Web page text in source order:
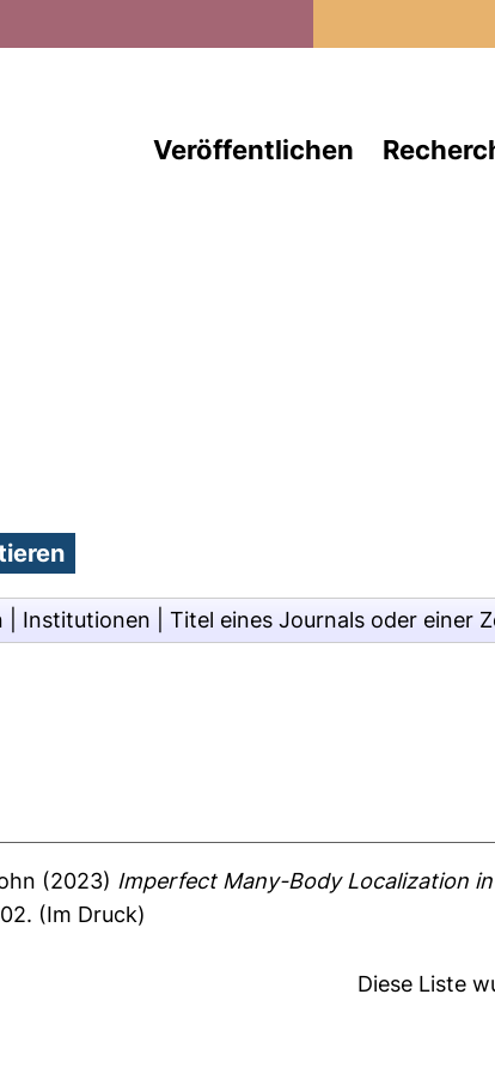
Veröffentlichen
Institutionen Titel eines Journals oder einer
(2023) Imperfect Many-Body Localization
(Im Druck)
Diese Liste